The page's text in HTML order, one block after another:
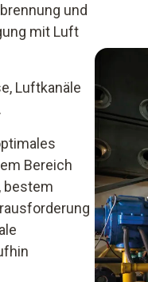
und
mit Luft
Luftkanäle
Bereich
bestem